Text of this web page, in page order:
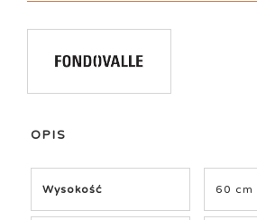
OPIS
Wysokość 60 cm